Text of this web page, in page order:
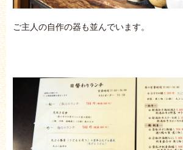
ご主人の自作の器も並んでいます。